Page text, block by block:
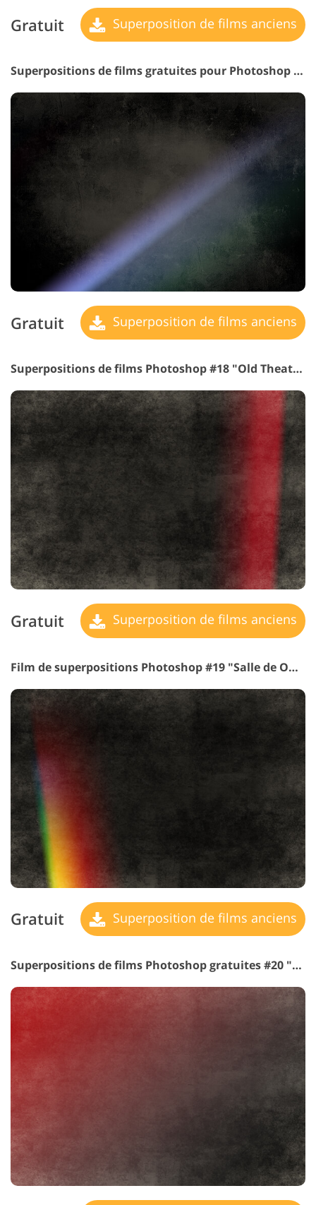
Gratuit Superposition de films anciens
Superpositions de films gratuites pour Photoshop Elements #17 "Lilac Dreams"
Gratuit Superposition de films anciens
Superpositions de films Photoshop #18 "Old Theater"
Gratuit Superposition de films anciens
Film de superpositions Photoshop #19 "Salle de Ombres"
Gratuit Superposition de films anciens
Superpositions de films Photoshop gratuites #20 "Approaching Dawn"